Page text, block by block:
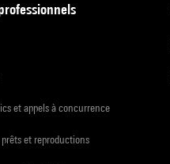
et appels à concurrence
prêts et reproductions